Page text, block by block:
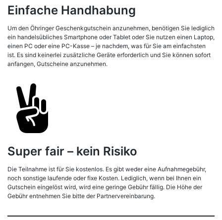
Einfache Handhabung
Um den Öhringer Geschenkgutschein anzunehmen, benötigen Sie lediglich
ein handelsübliches Smartphone oder Tablet oder Sie nutzen einen Laptop,
einen PC oder eine PC-Kasse – je nachdem, was für Sie am einfachsten
ist. Es sind keinerlei zusätzliche Geräte erforderlich und Sie können sofort
anfangen, Gutscheine anzunehmen.
Super fair – kein Risiko
Die Teilnahme ist für Sie kostenlos. Es gibt weder eine Aufnahmegebühr,
noch sonstige laufende oder fixe Kosten. Lediglich, wenn bei Ihnen ein
Gutschein eingelöst wird, wird eine geringe Gebühr fällig. Die Höhe der
Gebühr entnehmen Sie bitte der Partnervereinbarung.